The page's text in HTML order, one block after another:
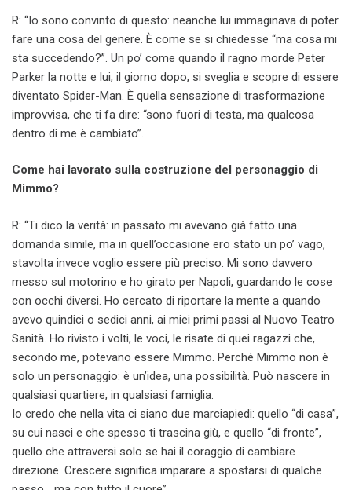
R: “Io sono convinto di questo: neanche lui immaginava di poter
fare una cosa del genere. È come se si chiedesse “ma cosa mi
sta succedendo?”. Un po’ come quando il ragno morde Peter
Parker la notte e lui, il giorno dopo, si sveglia e scopre di essere
diventato Spider-Man. È quella sensazione di trasformazione
improvvisa, che ti fa dire: “sono fuori di testa, ma qualcosa
dentro di me è cambiato”.
Come hai lavorato sulla costruzione del personaggio di
Mimmo?
R: “Ti dico la verità: in passato mi avevano già fatto una
domanda simile, ma in quell’occasione ero stato un po’ vago,
stavolta invece voglio essere più preciso. Mi sono davvero
messo sul motorino e ho girato per Napoli, guardando le cose
con occhi diversi. Ho cercato di riportare la mente a quando
avevo quindici o sedici anni, ai miei primi passi al Nuovo Teatro
Sanità. Ho rivisto i volti, le voci, le risate di quei ragazzi che,
secondo me, potevano essere Mimmo. Perché Mimmo non è
solo un personaggio: è un’idea, una possibilità. Può nascere in
qualsiasi quartiere, in qualsiasi famiglia.
Io credo che nella vita ci siano due marciapiedi: quello “di casa”,
su cui nasci e che spesso ti trascina giù, e quello “di fronte”,
quello che attraversi solo se hai il coraggio di cambiare
direzione. Crescere significa imparare a spostarsi di qualche